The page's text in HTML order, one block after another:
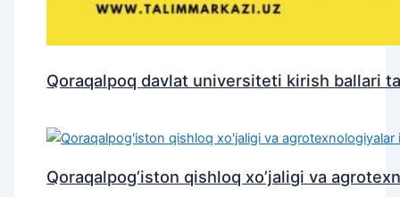
Qoraqalpoq davlat universiteti kirish ballari
Qoraqalpog’iston qishloq xo’jaligi va